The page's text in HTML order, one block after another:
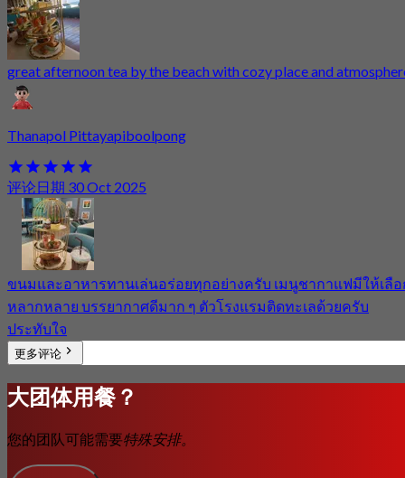
great afternoon tea by the beach with cozy place and
Thanapol Pittayapiboolpong
评论日期 30 Oct 2025
ขนมและอาหารทานเล่นอร่อยทุกอย่างครับ เมนูชากาแฟมีให้เลื
หลากหลาย บรรยากาศดีมาก ๆ ตัวโรงแรมติดทะเลด้วยครับ
ประทับใจ
更多评论
大团体用餐？
您的团队可能需要特殊安排。